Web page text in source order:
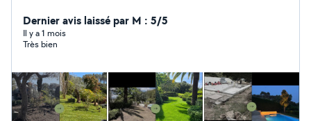
secteur des Alpes-Maritimes. Entretien de jardins et
copropriétés Taille, débroussaillage, élagage Remise en
état rapide Création d'espaces verts Travail soigné,
à Mougins Déplacements dans tout le 06
Dernier avis laissé par M : 5/5
Il y a 1 mois
Très bien